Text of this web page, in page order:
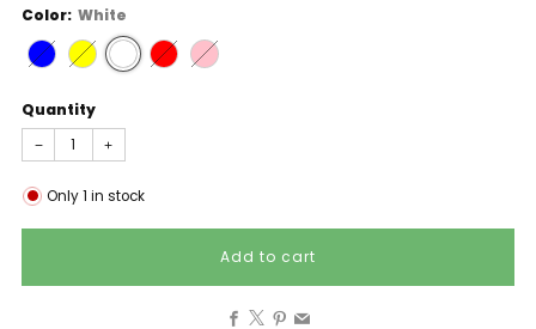
Color: White
Quantity
− +
Only1 in stock
Add to cart
Facebook